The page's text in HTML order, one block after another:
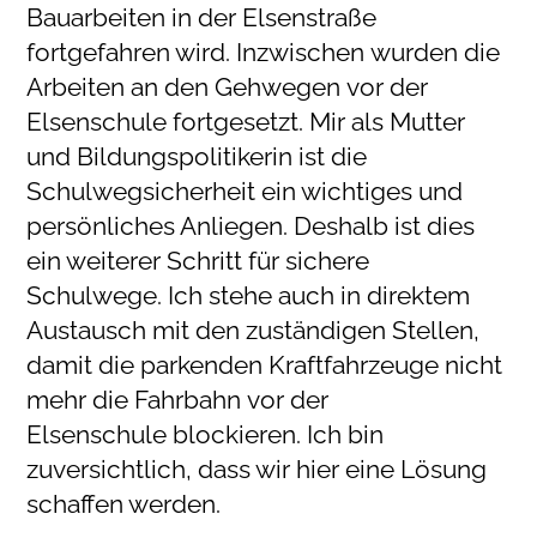
Bauarbeiten in der Elsenstraße
fortgefahren wird. Inzwischen wurden die
Arbeiten an den Gehwegen vor der
Elsenschule fortgesetzt. Mir als Mutter
und Bildungspolitikerin ist die
Schulwegsicherheit ein wichtiges und
persönliches Anliegen. Deshalb ist dies
ein weiterer Schritt für sichere
Schulwege. Ich stehe auch in direktem
Austausch mit den zuständigen Stellen,
damit die parkenden Kraftfahrzeuge nicht
mehr die Fahrbahn vor der
Elsenschule blockieren. Ich bin
zuversichtlich, dass wir hier eine Lösung
schaffen werden.